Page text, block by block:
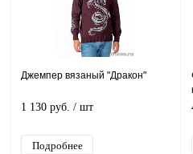
Джемпер вязаный "Дракон"
1 130 руб. / шт
Подробнее